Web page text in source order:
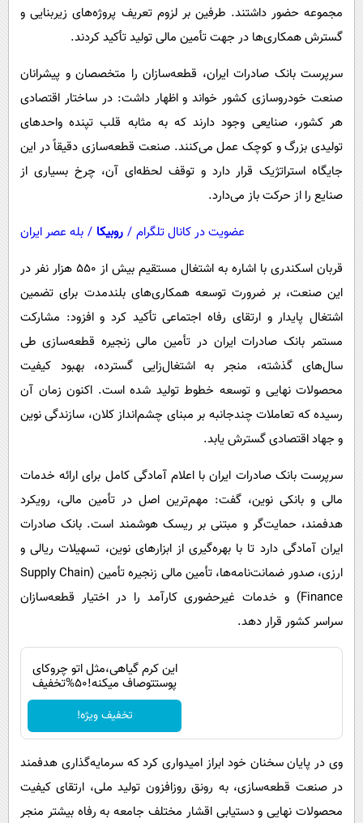
سیاست خارجی
مجموعه حضور داشتند. طرفین بر لزوم تعریف پروژه‌های زیربنایی و
گسترش همکاری‌ها در جهت تأمین مالی تولید تأکید کردند.
سرپرست بانک صادرات ایران، قطعه‌سازان را متخصصان و پیشرانان
صنعت خودروسازی کشور خواند و اظهار داشت: در ساختار اقتصادی
هر کشور، صنایعی وجود دارند که به مثابه قلب تپنده واحدهای
تولیدی بزرگ و کوچک عمل می‌کنند. صنعت قطعه‌سازی دقیقاً در این
جایگاه استراتژیک قرار دارد و توقف لحظه‌ای آن، چرخ بسیاری از
صنایع را از حرکت باز می‌دارد.
عضویت در کانال تلگرام / روبیکا / بله عصر ایران
قربان اسکندری با اشاره به اشتغال مستقیم بیش از ۵۵۰ هزار نفر در
این صنعت، بر ضرورت توسعه همکاری‌های بلندمدت برای تضمین
اشتغال پایدار و ارتقای رفاه اجتماعی تأکید کرد و افزود: مشارکت
مستمر بانک صادرات ایران در تأمین مالی زنجیره قطعه‌سازی طی
سال‌های گذشته، منجر به اشتغال‌زایی گسترده، بهبود کیفیت
محصولات نهایی و توسعه خطوط تولید شده است. اکنون زمان آن
رسیده که تعاملات چندجانبه بر مبنای چشم‌انداز کلان، سازندگی نوین
و جهاد اقتصادی گسترش یابد.
سرپرست بانک صادرات ایران با اعلام آمادگی کامل برای ارائه خدمات
مالی و بانکی نوین، گفت: مهم‌ترین اصل در تأمین مالی، رویکرد
هدفمند، حمایت‌گر و مبتنی بر ریسک هوشمند است. بانک صادرات
ایران آمادگی دارد تا با بهره‌گیری از ابزارهای نوین، تسهیلات ریالی و
ارزی، صدور ضمانت‌نامه‌ها، تأمین مالی زنجیره تأمین (Supply Chain
Finance) و خدمات غیرحضوری کارآمد را در اختیار قطعه‌سازان
سراسر کشور قرار دهد.
این کرم گیاهی،مثل اتو چروکای
پوستتوصاف میکنه!50%تخفیف
تخفیف ویژه!
وی در پایان سخنان خود ابراز امیدواری کرد که سرمایه‌گذاری هدفمند
در صنعت قطعه‌سازی، به رونق روزافزون تولید ملی، ارتقای کیفیت
محصولات نهایی و دستیابی اقشار مختلف جامعه به رفاه بیشتر منجر